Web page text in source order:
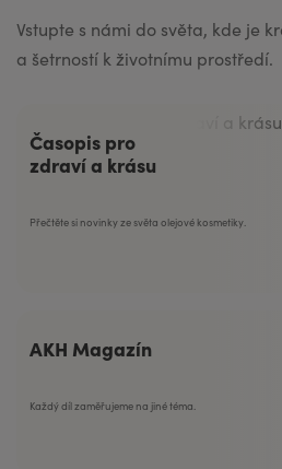
Časopis pro
zdraví a krásu
Přečtěte si novinky ze světa olejové kosmetiky.
AKH Magazín
Každý díl zaměřujeme na jiné téma.
Vstupte s námi do světa, kde je
a šetrností k životnímu prostředí.